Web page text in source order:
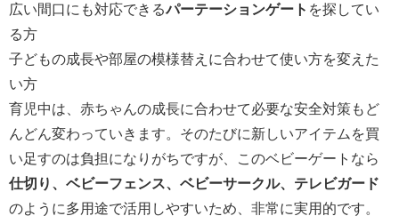
広い間口にも対応できるパーテーションゲート を探してい
る方
子どもの成長や部屋の模様替えに合わせて使い方を変えた
い方
育児中は、赤ちゃんの成長に合わせて必要な安全対策もど
んどん変わっていきます。そのたびに新しいアイテムを買
い足すのは負担になりがちですが、このベビーゲートなら
仕切り、ベビーフェンス、ベビーサークル、テレビガード
のように多用途で活用しやすいため、非常に実用的です。